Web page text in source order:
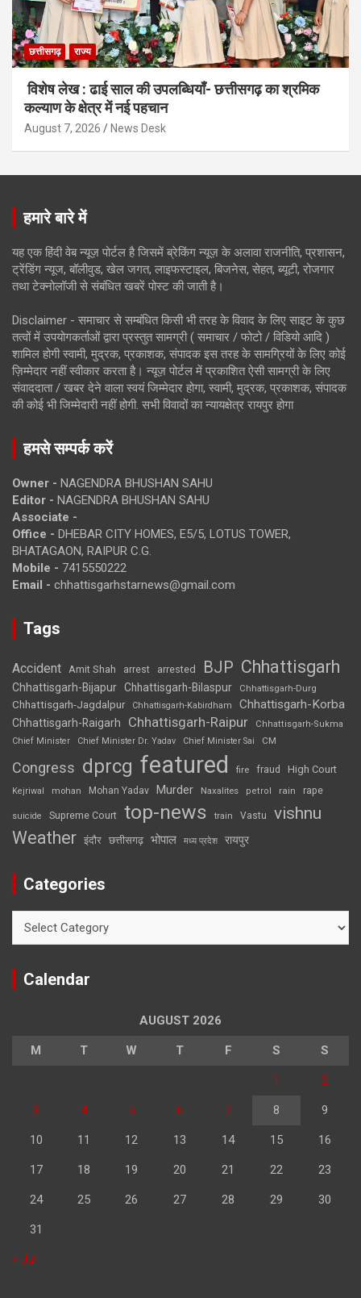
छत्तीसगढ़ राज्य
विशेष लेख : ढाई साल की उपलब्धियाँ- छत्तीसगढ़ का श्रमिक
कल्याण के क्षेत्र में नई पहचान
August 7, 2026 News Desk
हमारे बारे में
यह एक हिंदी वेब न्यूज़ पोर्टल है जिसमें ब्रेकिंग न्यूज़ के अलावा राजनीति, प्रशासन,
ट्रेंडिंग न्यूज, बॉलीवुड, खेल जगत, लाइफस्टाइल, बिजनेस, सेहत, ब्यूटी, रोजगार
तथा टेक्नोलॉजी से संबंधित खबरें पोस्ट की जाती है।
Disclaimer - समाचार से सम्बंधित किसी भी तरह के विवाद के लिए साइट के कुछ
तत्वों में उपयोगकर्ताओं द्वारा प्रस्तुत सामग्री ( समाचार / फोटो / विडियो आदि )
शामिल होगी स्वामी, मुद्रक, प्रकाशक, संपादक इस तरह के सामग्रियों के लिए कोई
ज़िम्मेदार नहीं स्वीकार करता है। न्यूज़ पोर्टल में प्रकाशित ऐसी सामग्री के लिए
संवाददाता / खबर देने वाला स्वयं जिम्मेदार होगा, स्वामी, मुद्रक, प्रकाशक, संपादक
की कोई भी जिम्मेदारी नहीं होगी. सभी विवादों का न्यायक्षेत्र रायपुर होगा
हमसे सम्पर्क करें
Owner - NAGENDRA BHUSHAN SAHU
Editor - NAGENDRA BHUSHAN SAHU
Associate -
Office - DHEBAR CITY HOMES, E5/5, LOTUS TOWER,
BHATAGAON, RAIPUR C.G.
Mobile - 7415550222
Email - chhattisgarhstarnews@gmail.com
Tags
Accident Amit Shah arrest arrested BJP Chhattisgarh
Chhattisgarh-Bijapur Chhattisgarh-Bilaspur Chhattisgarh-Durg
Chhattisgarh-Jagdalpur Chhattisgarh-Kabirdham Chhattisgarh-Korba
Chhattisgarh-Raigarh Chhattisgarh-Raipur
Chhattisgarh-Sukma
Chief Minister
Chief Minister Dr. Yadav Chief Minister Sai CM
Congress dprcg featured fire fraud High Court
Kejriwal mohan Mohan Yadav Murder Naxalites petrol rain rape
suicide Supreme Court top-news train Vastu vishnu
Weather इंदौर छत्तीसगढ़ भोपाल मध्य प्रदेश रायपुर
Categories
Calendar
AUGUST 2026
M T W T F S S
1 2
3 4 5 6 7 8 9
10 11 12 13 14 15 16
17 18 19 20 21 22 23
24 25 26 27 28 29 30
31
« Jul